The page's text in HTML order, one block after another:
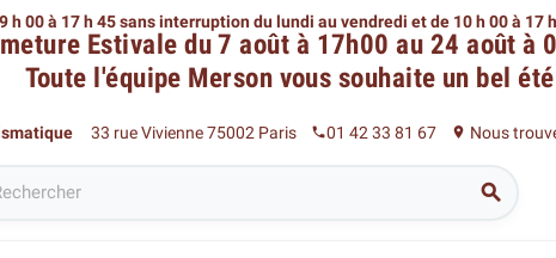
h 00 à 17 h 45 sans interruption du lundi au vendredi et de 10 h 00 à 17
Estivale du 7 août à 17h00 au 24 août à
Toute l'équipe Merson vous souhaite un bel été
33 rue Vivienne 75002 Paris phone01 42 33 81 67 place Nous
